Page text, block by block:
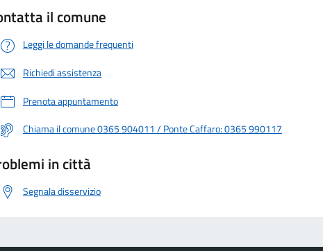
il comune
Leggi le domande frequenti
Richiedi assistenza
Prenota appuntamento
Chiama il comune 0365 904011 / Ponte Caffaro: 0365 990117
in città
Segnala disservizio